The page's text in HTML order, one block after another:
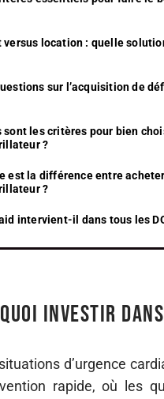
versus location : quelle
sur l’acquisition de
sont les critères pour bien
?
est la différence entre
?
intervient-il dans tous les
investir
d’urgence
rapide, où les